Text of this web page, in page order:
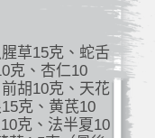
草15克、蛇舌
克、杏仁10
胡10克、天花
克、黄芪10
克、法半夏10